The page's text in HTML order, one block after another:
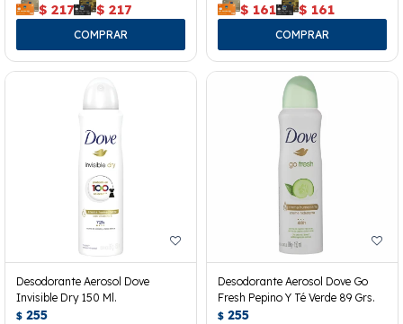
$ 217 $ 217 $ 161 $ 161
Desodorante Aerosol Dove
Invisible Dry 150 Ml.
$ 255
Desodorante Aerosol Dove Go
Fresh Pepino Y Té Verde 89 Grs.
$ 255